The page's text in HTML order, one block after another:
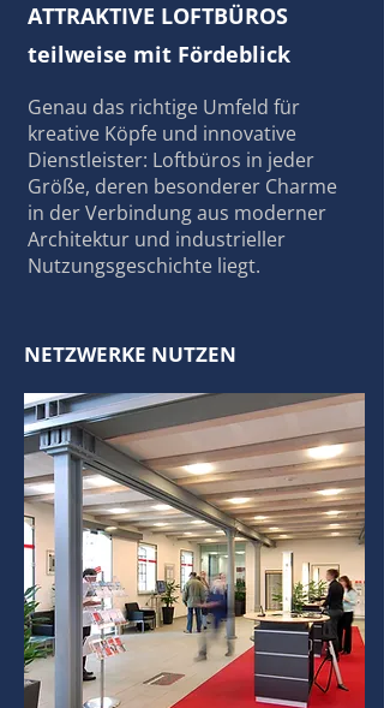
ATTRAKTIVE LOFTBÜROS
teilweise mit Fördeblick
Genau das richtige Umfeld für
kreative Köpfe und innovative
Dienstleister: Loftbüros in jeder
Größe, deren besonderer Charme
in der Verbindung aus moderner
Architektur und industrieller
Nutzungsgeschichte liegt.
NETZWERKE NUTZEN